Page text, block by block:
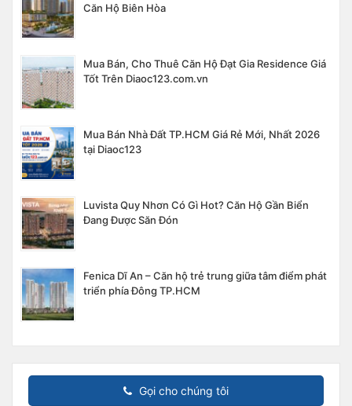
Căn Hộ Biên Hòa
Mua Bán, Cho Thuê Căn Hộ Đạt Gia Residence Giá
Tốt Trên Diaoc123.com.vn
Mua Bán Nhà Đất TP.HCM Giá Rẻ Mới, Nhất 2026
tại Diaoc123
Luvista Quy Nhơn Có Gì Hot? Căn Hộ Gần Biển
Đang Được Săn Đón
Fenica Dĩ An – Căn hộ trẻ trung giữa tâm điểm phát
triển phía Đông TP.HCM
Gọi cho chúng tôi